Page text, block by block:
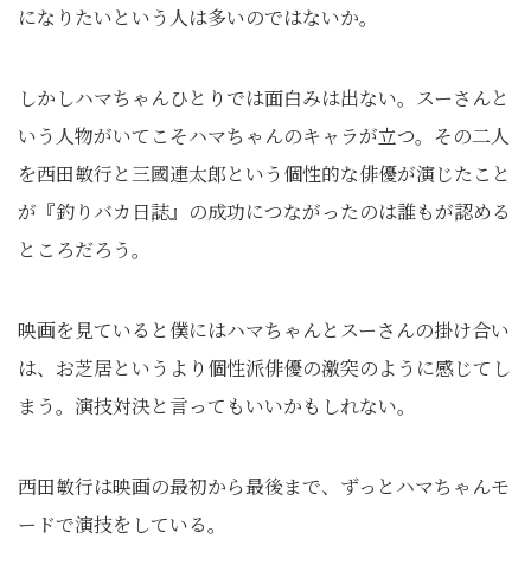
になりたいという人は多いのではないか。
しかしハマちゃんひとりでは面白みは出ない。スーさんと
いう人物がいてこそハマちゃんのキャラが立つ。その二人
を西田敏行と三國連太郎という個性的な俳優が演じたこと
が『釣りバカ日誌』の成功につながったのは誰もが認める
ところだろう。
映画を見ていると僕にはハマちゃんとスーさんの掛け合い
は、お芝居というより個性派俳優の激突のように感じてし
まう。演技対決と言ってもいいかもしれない。
西田敏行は映画の最初から最後まで、ずっとハマちゃんモ
ードで演技をしている。